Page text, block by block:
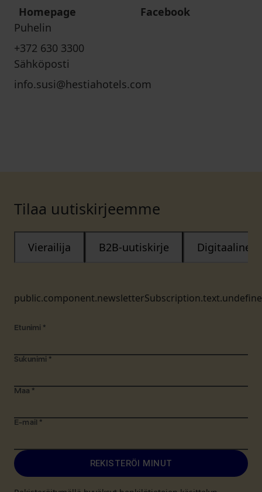
Homepage
Facebook
Puhelin
+372 630 3300
Sähköposti
info.susi@hestiahotels.com
Tilaa uutiskirjeemme
Vierailija B2B-uutiskirje Digitaalinen
Etunimi *
Sukunimi *
Maa *
E-mail *
REKISTERÖI MINUT